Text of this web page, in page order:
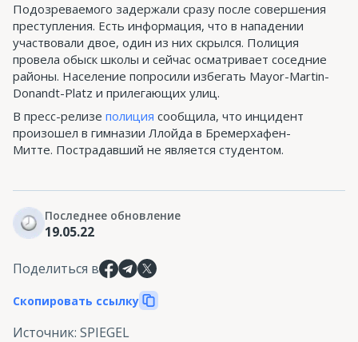
Подозреваемого задержали сразу после совершения
преступления. Есть информация, что в нападении
участвовали двое, один из них скрылся. Полиция
провела обыск школы и сейчас осматривает соседние
районы. Население попросили избегать Mayor-Martin-
Donandt-Platz и прилегающих улиц.
В пресс-релизе полиция сообщила, что инцидент
произошел в гимназии Ллойда в Бремерхафен-
Митте. Пострадавший не является студентом.
Последнее обновление
19.05.22
Поделиться в
Скопировать ссылку
Источник: SPIEGEL